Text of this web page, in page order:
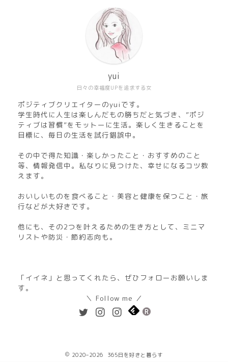
日々の幸福度UPを追求する女
yui
ポジティブクリエイターのyuiです。
学生時代に人生は楽しんだもの勝ちだと気づき、”ポジ
ティブは習慣”をモットーに生活。楽しく生きることを
目標に、毎日の生活を試行錯誤中。
その中で得た知識・楽しかったこと・おすすめのこと
等、情報発信中。私なりに見つけた、幸せになるコツ教
えます。
おいしいものを食べること・美容と健康を保つこと・旅
行などが大好きです。
他にも、その2つを叶えるための生き方として、ミニマ
リストや防災・節約志向も。
「イイネ」と思ってくれたら、ぜひフォローお願いしま
す。
＼ Follow me ／
2020–2026 365日を好きと暮らす